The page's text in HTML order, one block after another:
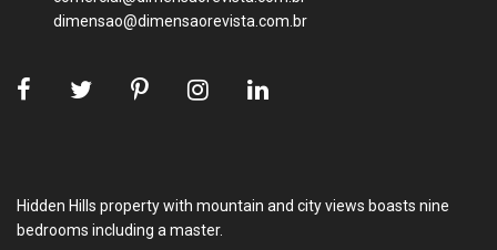
dimensao@dimensaorevista.com.br
Hidden Hills property with mountain and city views boasts nine
bedrooms including a master.